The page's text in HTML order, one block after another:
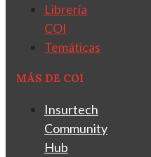
Librería
COI
Temáticas
MÁS DE COI
Insurtech
Community
Hub